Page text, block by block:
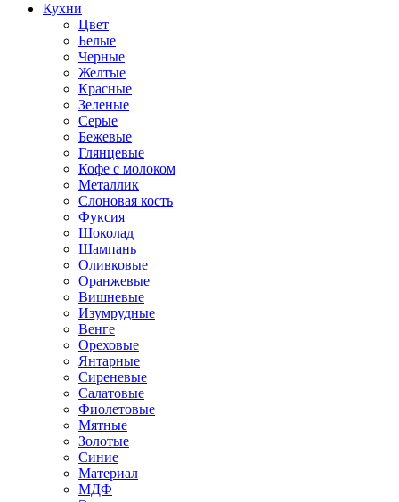
Кухни
Цвет
Белые
Черные
Желтые
Красные
Зеленые
Серые
Бежевые
Глянцевые
Кофе с молоком
Металлик
Слоновая кость
Фуксия
Шоколад
Шампань
Оливковые
Оранжевые
Вишневые
Изумрудные
Венге
Ореховые
Янтарные
Сиреневые
Салатовые
Фиолетовые
Мятные
Золотые
Синие
Материал
МДФ